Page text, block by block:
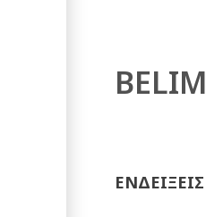
ΕΝΔΕΙΞΕΙΣ